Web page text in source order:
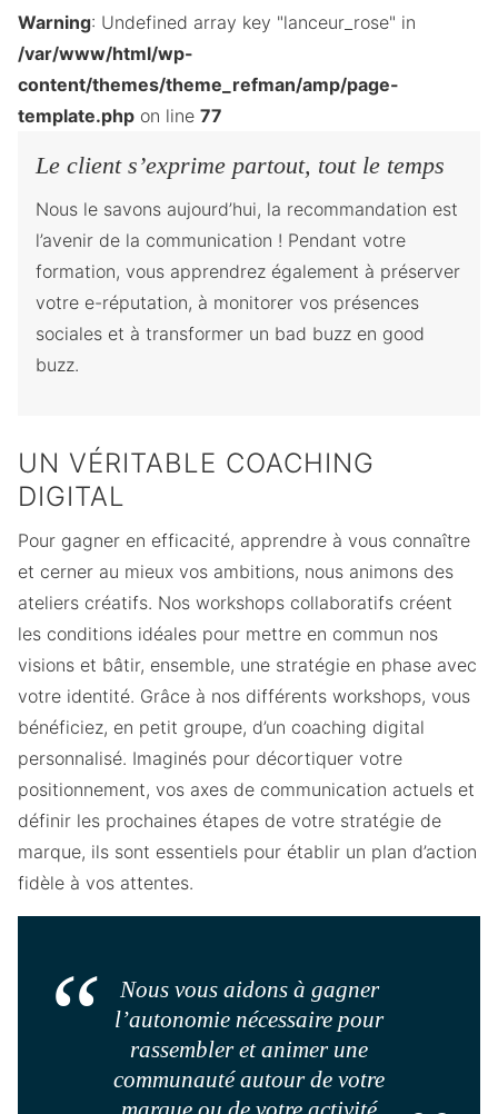
Warning: Undefined array key "lanceur_rose" in
/var/www/html/wp-
content/themes/theme_refman/amp/page-
template.php on line 77
Le client s’exprime partout, tout le temps
Nous le savons aujourd’hui, la recommandation est
l’avenir de la communication ! Pendant votre
formation, vous apprendrez également à préserver
votre e-réputation, à monitorer vos présences
sociales et à transformer un bad buzz en good
buzz.
UN VÉRITABLE COACHING
DIGITAL
Pour gagner en efficacité, apprendre à vous connaître
et cerner au mieux vos ambitions, nous animons des
ateliers créatifs. Nos workshops collaboratifs créent
les conditions idéales pour mettre en commun nos
visions et bâtir, ensemble, une stratégie en phase avec
votre identité. Grâce à nos différents workshops, vous
bénéficiez, en petit groupe, d’un coaching digital
personnalisé. Imaginés pour décortiquer votre
positionnement, vos axes de communication actuels et
définir les prochaines étapes de votre stratégie de
marque, ils sont essentiels pour établir un plan d’action
fidèle à vos attentes.
Nous vous aidons à gagner
l’autonomie nécessaire pour
rassembler et animer une
communauté autour de votre
marque ou de votre activité